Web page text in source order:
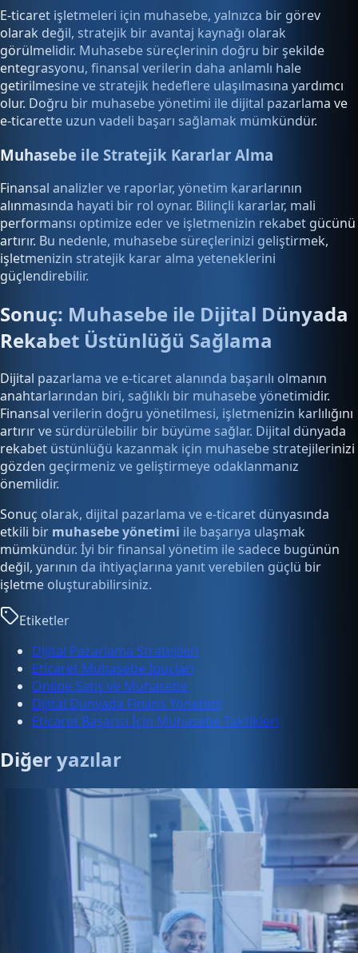
E-ticaret işletmeleri için muhasebe, yalnızca bir görev
olarak değil, stratejik bir avantaj kaynağı olarak
görülmelidir. Muhasebe süreçlerinin doğru bir şekilde
entegrasyonu, finansal verilerin daha anlamlı hale
getirilmesine ve stratejik hedeflere ulaşılmasına yardımcı
olur. Doğru bir muhasebe yönetimi ile dijital pazarlama ve
e-ticarette uzun vadeli başarı sağlamak mümkündür.
Muhasebe ile Stratejik Kararlar Alma
Finansal analizler ve raporlar, yönetim kararlarının
alınmasında hayati bir rol oynar. Bilinçli kararlar, mali
performansı optimize eder ve işletmenizin rekabet gücünü
artırır. Bu nedenle, muhasebe süreçlerinizi geliştirmek,
işletmenizin stratejik karar alma yeteneklerini
güçlendirebilir.
Sonuç: Muhasebe ile Dijital Dünyada
Rekabet Üstünlüğü Sağlama
Dijital pazarlama ve e-ticaret alanında başarılı olmanın
anahtarlarından biri, sağlıklı bir muhasebe yönetimidir.
Finansal verilerin doğru yönetilmesi, işletmenizin karlılığını
artırır ve sürdürülebilir bir büyüme sağlar. Dijital dünyada
rekabet üstünlüğü kazanmak için muhasebe stratejilerinizi
gözden geçirmeniz ve geliştirmeye odaklanmanız
önemlidir.
Sonuç olarak, dijital pazarlama ve e-ticaret dünyasında
etkili bir muhasebe yönetimi ile başarıya ulaşmak
mümkündür. İyi bir finansal yönetim ile sadece bugünün
değil, yarının da ihtiyaçlarına yanıt verebilen güçlü bir
işletme oluşturabilirsiniz.
Etiketler
Dijital Pazarlama Stratejileri
Eticaret Muhasebe İpuçları
Online Satış ve Muhasebe
Dijital Dünyada Finans Yönetimi
Eticaret Başarısı İçin Muhasebe Taktikleri
Diğer yazılar